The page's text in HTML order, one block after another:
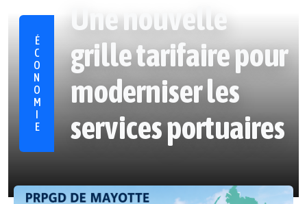
ÉCONOMIE
Une nouvelle
grille tarifaire pour
moderniser les
services portuaires